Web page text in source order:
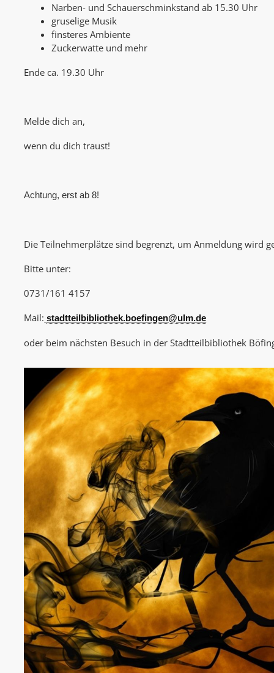
Narben- und Schauerschminkstand ab 15.30 Uhr
gruselige Musik
finsteres Ambiente
Zuckerwatte und mehr
Ende ca. 19.30 Uhr
Melde dich an,
wenn du dich traust!
Achtung, erst ab 8!
Die Teilnehmerplätze sind begrenzt, um Anmeldung wird
Bitte unter:
0731/161 4157
Mail: stadtteilbibliothek.boefingen@ulm.de
oder beim nächsten Besuch in der Stadtteilbibliothek